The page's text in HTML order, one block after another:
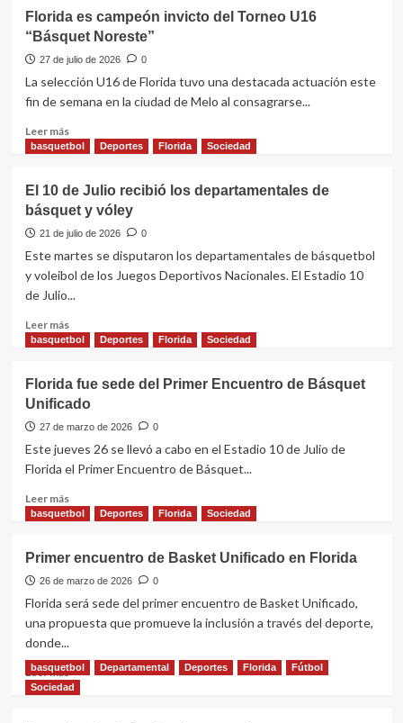
Florida es campeón invicto del Torneo U16
“Básquet Noreste”
27 de julio de 2026 0
La selección U16 de Florida tuvo una destacada actuación este
fin de semana en la ciudad de Melo al consagrarse...
Leer másLeer
más
es
campeón
invicto
U16
“Básquet
basquetbol Deportes Florida Sociedad
El 10 de Julio recibió los departamentales de
básquet y vóley
21 de julio de 2026 0
Este martes se disputaron los departamentales de básquetbol
y voleibol de los Juegos Deportivos Nacionales. El Estadio 10
de Julio...
Leer másLeer
más
10
de
Julio
recibió
departamentales
básquet
basquetbol Deportes Florida Sociedad
Florida fue sede del Primer Encuentro de Básquet
Unificado
27 de marzo de 2026 0
Este jueves 26 se llevó a cabo en el Estadio 10 de Julio de
Florida el Primer Encuentro de Básquet...
Leer másLeer
más
fue
sede
del
Encuentro
de
Básquet
Unificado
basquetbol Deportes Florida Sociedad
Primer encuentro de Basket Unificado en Florida
26 de marzo de 2026 0
Florida será sede del primer encuentro de Basket Unificado,
una propuesta que promueve la inclusión a través del deporte,
donde...
Leer másLeer
más
basquetbol Departamental Deportes Florida
Fútbol
Sociedad